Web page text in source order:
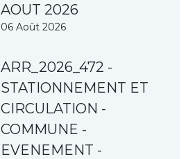
AOUT 2026
06 Août 2026
ARR_2026_472 -
STATIONNEMENT ET
CIRCULATION -
COMMUNE -
EVENEMENT -